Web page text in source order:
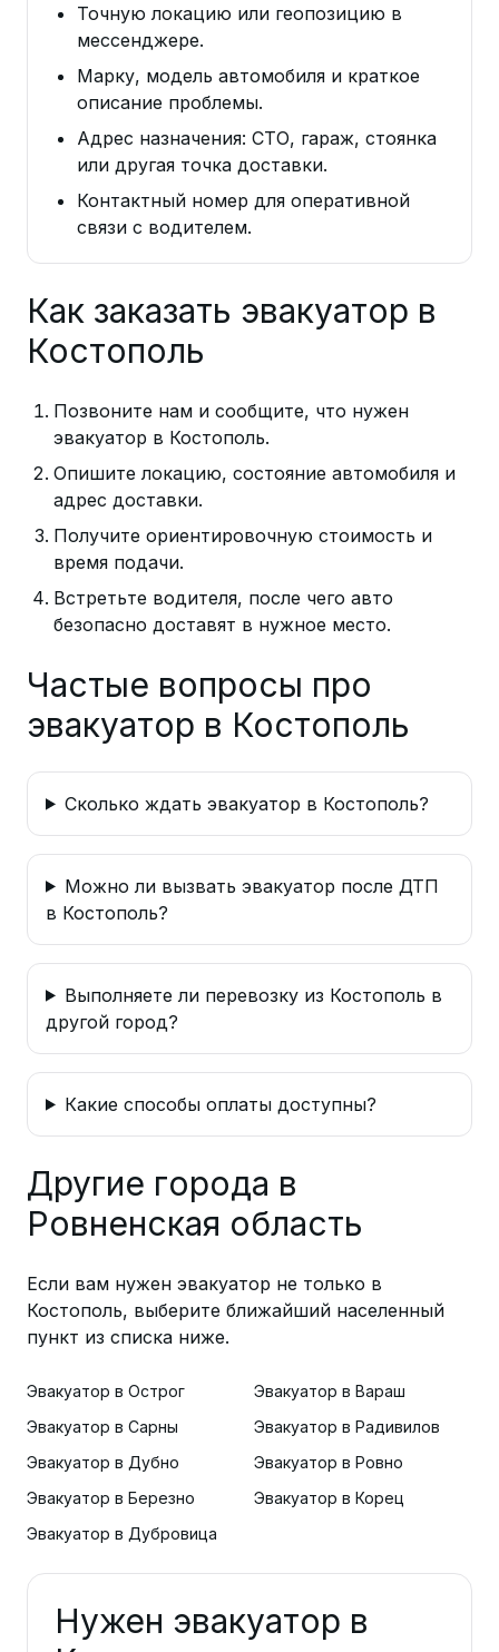
Точную локацию или геопозицию в
мессенджере.
Марку, модель автомобиля и краткое
описание проблемы.
Адрес назначения: СТО, гараж, стоянка
или другая точка доставки.
Контактный номер для оперативной
связи с водителем.
Как заказать эвакуатор в
Костополь
Позвоните нам и сообщите, что нужен
эвакуатор в Костополь.
Опишите локацию, состояние автомобиля и
адрес доставки.
Получите ориентировочную стоимость и
время подачи.
Встретьте водителя, после чего авто
безопасно доставят в нужное место.
Частые вопросы про
эвакуатор в Костополь
Сколько ждать эвакуатор в Костополь?
Можно ли вызвать эвакуатор после ДТП
в Костополь?
Выполняете ли перевозку из Костополь в
другой город?
Какие способы оплаты доступны?
Другие города в
Ровненская область
Если вам нужен эвакуатор не только в
Костополь, выберите ближайший населенный
пункт из списка ниже.
Эвакуатор в Острог
Эвакуатор в Вараш
Эвакуатор в Сарны
Эвакуатор в Радивилов
Эвакуатор в Дубно
Эвакуатор в Ровно
Эвакуатор в Березно
Эвакуатор в Корец
Эвакуатор в Дубровица
Нужен эвакуатор в